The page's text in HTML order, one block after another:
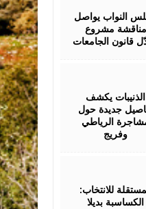
النواب يواصل
مناقشة مشروع
قانون الجامعات
2026
الذنيبات يكشف
جديدة حول
الرياطي
وفريج
للانتخاب:
الكساسبة بديلا